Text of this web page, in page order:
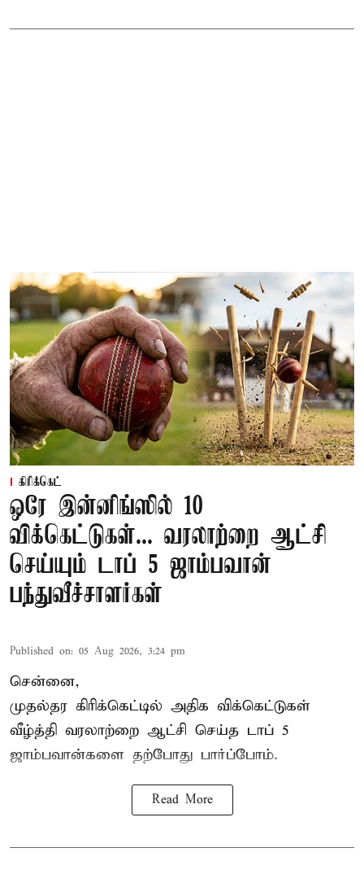
கிரிக்கெட்
ஒரே இன்னிங்ஸில் 10
விக்கெட்டுகள்... வரலாற்றை ஆட்சி
செய்யும் டாப் 5 ஜாம்பவான்
பந்துவீச்சாளர்கள்
Published on: 05 Aug 2026, 3:24 pm
சென்னை,
முதல்தர கிரிக்கெட்டில் அதிக விக்கெட்டுகள்
வீழ்த்தி வரலாற்றை ஆட்சி செய்த டாப் 5
ஜாம்பவான்களை தற்போது பார்ப்போம்.
Read More